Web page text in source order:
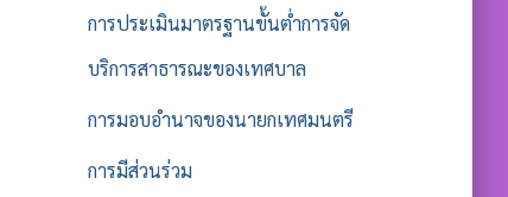
การประเมินมาตรฐานขั้นต่ำการจัด
บริการสาธารณะของเทศบาล
การมอบอำนาจของนายกเทศมนตรี
การมีส่วนร่วม